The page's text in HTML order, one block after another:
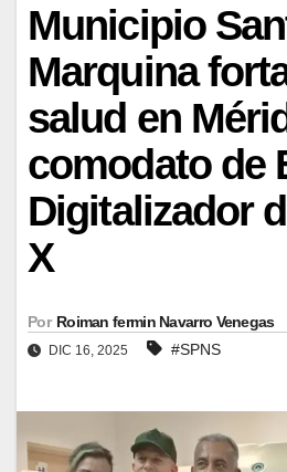
Municipio
Marquina
salud en
comodato de
Digitalizador
X
Por Roiman fermin Navarro Venegas
DIC 16, 2025 #SPNS